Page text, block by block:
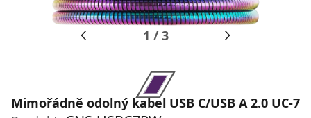
1 /3
Mimořádně odolný kabel USB C/USB A 2.0 UC-7